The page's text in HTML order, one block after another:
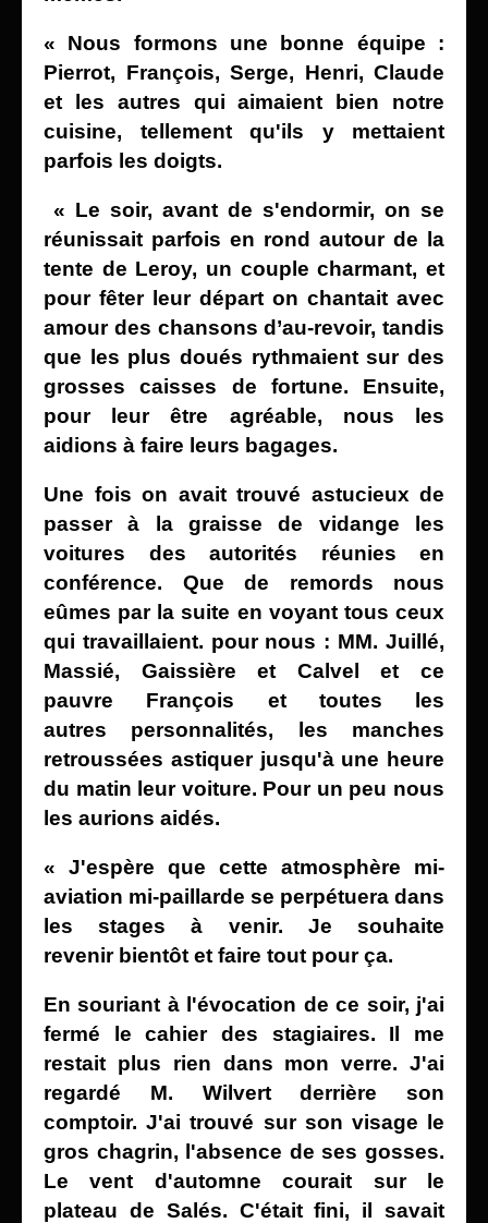
« Nous formons une bonne équipe :
Pierrot, François, Serge, Henri, Claude
et les autres qui aimaient bien notre
cuisine, tellement qu'ils y mettaient
parfois les doigts.
« Le soir, avant de s'endormir, on se
réunissait parfois en rond autour de la
tente de Leroy, un couple charmant, et
pour fêter leur départ on chantait avec
amour des chansons d’au-revoir, tandis
que les plus doués rythmaient sur des
grosses
caisses de fortune. Ensuite,
pour leur être agréable, nous les
aidions à faire leurs bagages.
Une fois on avait trouvé astucieux de
passer à
la graisse de vidange les
voitures
des autorités réunies en
conférence. Que de remords nous
eûmes par la suite en voyant tous ceux
qui travaillaient. pour nous : MM. Juillé,
Massié, Gaissière et Calvel et ce
pauvre
François et toutes les
autres
personnalités, les manches
retroussées astiquer jusqu'à une heure
du matin leur voiture. Pour un peu nous
les aurions aidés.
« J'espère que cette atmosphère mi-
aviation mi-paillarde se perpétuera dans
les stages à venir. Je souhaite
revenir bientôt et faire tout pour ça.
En souriant à l'évocation de ce soir, j'ai
fermé le
cahier des stagiaires. Il me
restait plus rien dans mon verre. J'ai
regardé M. Wilvert derrière son
comptoir. J'ai trouvé sur son visage le
gros chagrin, l'absence de ses gosses.
Le vent d'automne courait sur le
plateau de Salés. C'était fini, il savait